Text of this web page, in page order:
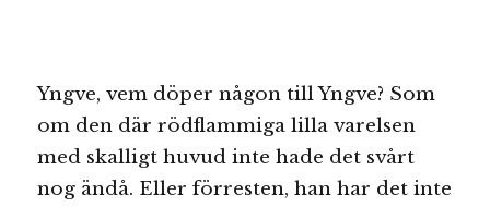
Lööf
Yngve, vem döper någon till Yngve? Som
om den där rödflammiga lilla varelsen
med skalligt huvud inte hade det svårt
nog ändå. Eller förresten, han har det inte